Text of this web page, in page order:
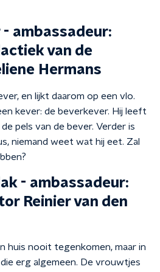
- ambassadeur:
van de
Hermans
en lijkt daarom op een vlo.
kever: de beverkever. Hij leeft
pels van de bever. Verder is
niemand weet wat hij eet. Zal
- ambassadeur:
Reinier van den
huis nooit tegenkomen, maar in
erg algemeen. De vrouwtjes